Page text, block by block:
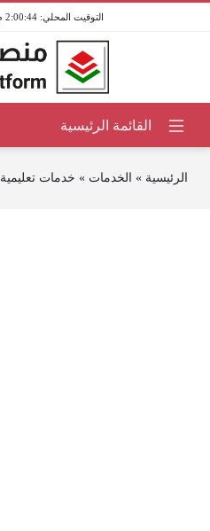
2:00:44 م / 6 أغسطس 2026
الرئيسية » الخدمات » خدمات تعليمية